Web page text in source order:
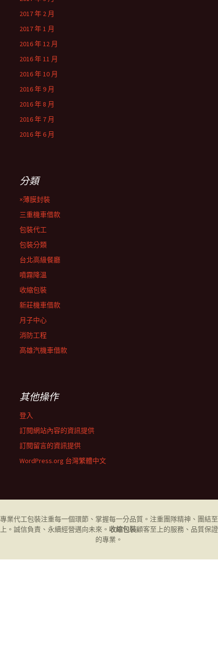
2017 年 2 月
2017 年 1 月
2016 年 12 月
2016 年 11 月
2016 年 10 月
2016 年 9 月
2016 年 8 月
2016 年 7 月
2016 年 6 月
分類
×薄膜封裝
三重機車借款
包裝代工
包裝分類
台北高級餐廳
噴霧降溫
收縮包裝
新莊機車借款
月子中心
消防工程
高雄汽機車借款
其他操作
登入
訂閱網站內容的資訊提供
訂閱留言的資訊提供
WordPress.org 台灣繁體中文
專業代工包裝注重每一個環節、掌握每一分品質。注重團隊精神、團結至
上。誠信負責、永續經營邁向未來。 收縮包裝顧客至上的服務、品質保證
的專業。